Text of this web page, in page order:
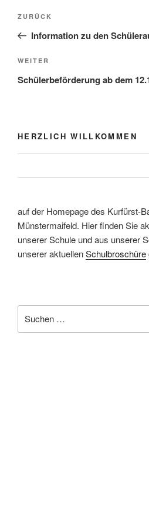
Beitragsnavigation
Vorheriger
Beitrag
ZURÜCK
Information zu den
Nächster
Beitrag
WEITER
Schülerbeförderung ab dem
HERZLICH WILLKOMMEN
auf der Homepage des Kurfürst-
Münstermaifeld. Hier finden Sie
unserer Schule und aus unserer
unserer aktuellenSchulbroschüre
nach: